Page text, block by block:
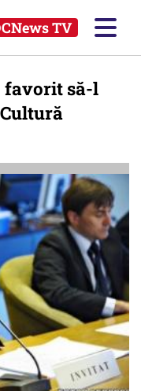
TV
favorit să-l